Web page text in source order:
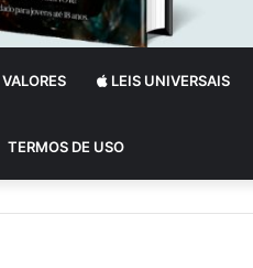
LEIS UNIVERSAIS
TERMOS DE USO